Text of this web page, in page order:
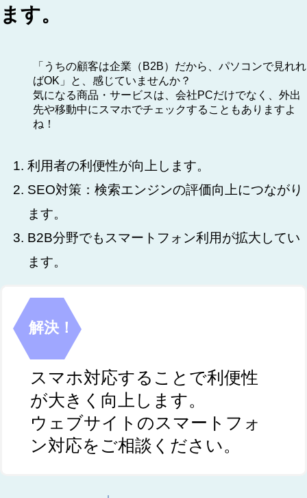
ます。
「うちの顧客は企業（B2B）だから、パソコンで見れれ
ばOK」と、感じていませんか？
気になる商品・サービスは、会社PCだけでなく、外出
先や移動中にスマホでチェックすることもありますよ
ね！
利用者の利便性が向上します。
SEO対策：検索エンジンの評価向上につながり
ます。
B2B分野でもスマートフォン利用が拡大してい
ます。
解決！
スマホ対応することで利便性
が大きく向上します。
ウェブサイトのスマートフォ
ン対応をご相談ください。